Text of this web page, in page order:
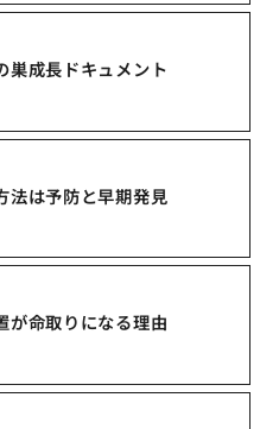
巣成長ドキュメント
法は予防と早期発見
が命取りになる理由